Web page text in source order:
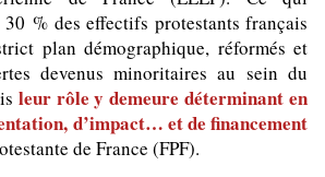
% des effectifs protestants français
plan démographique, réformés et
devenus minoritaires au sein du
leur rôle y demeure déterminant en
d’impact… et de financement
de France (FPF).